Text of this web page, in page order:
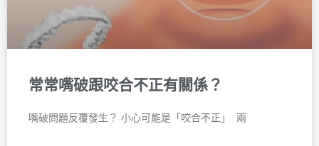
常常嘴破跟咬合不正有關係？
嘴破問題反覆發生？ 小心可能是「咬合不正」 󠀠 兩